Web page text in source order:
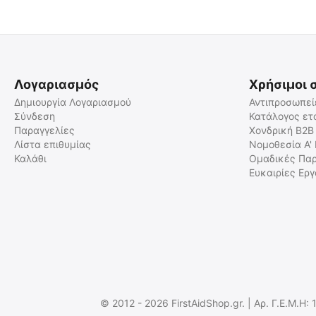
MIL-TEC Μπρελόκ Ομάδας
Αίματος
15917301
Mil-Spec Monkey Διακριτικό
Κεντημένο Σήμα Sulfa Allergy
msm-patch-00102-medical
Άμεσα διαθέσιμο
Λογαριασμός
Δημιουργία Λογαριασμού
Σύνδεση
Παραγγελίες
Λίστα επιθυμίας
Καλάθι
Χρήσιμοι
Κατάλογος
Χονδρική B2B
Νομοθεσία Α'
Ομαδικές
Ευκαιρίες
© 2012 - 2026 FirstAidShop.gr. | Αρ. Γ.Ε.Μ.Η: